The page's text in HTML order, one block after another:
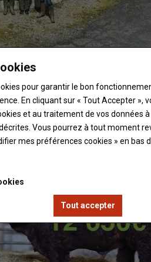
pour notre installation en bovins
et des chèvres dans le Cantal.…
pour garantir le bon
En cliquant sur « Tout Accepter »,
et au traitement de vos données
Vous pourrez à tout moment
mes préférences cookies » en bas
Tout accepter